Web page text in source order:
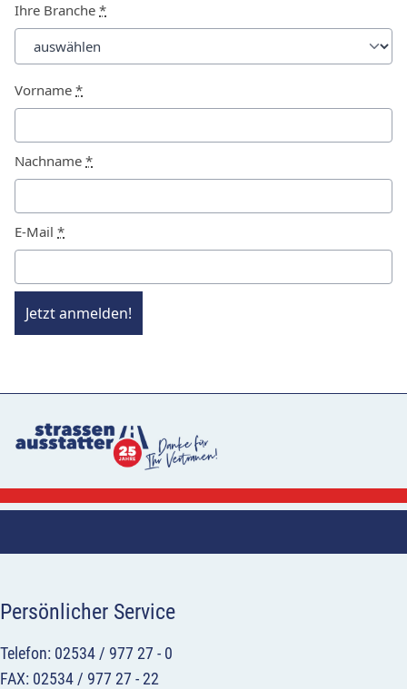
Ihre Branche *
Vorname *
Nachname *
E-Mail *
Jetzt anmelden!
Persönlicher Service
Telefon: 02534 / 977 27 - 0
FAX: 02534 / 977 27 - 22